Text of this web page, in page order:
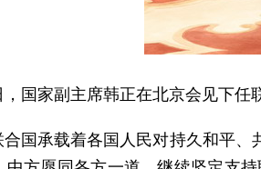
，国家副主席韩正在北京会见下
国承载着各国人民对持久和平